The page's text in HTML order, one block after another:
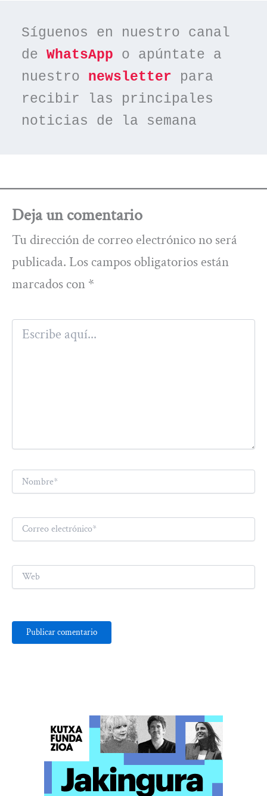
Síguenos en nuestro canal
de WhatsApp o apúntate a
nuestro newsletter para
recibir las principales
noticias de la semana
Deja un comentario
Tu dirección de correo electrónico no será
publicada. Los campos obligatorios están
marcados con *
Escribe
aquí...
Nombre*
Correo
electrónico*
Web